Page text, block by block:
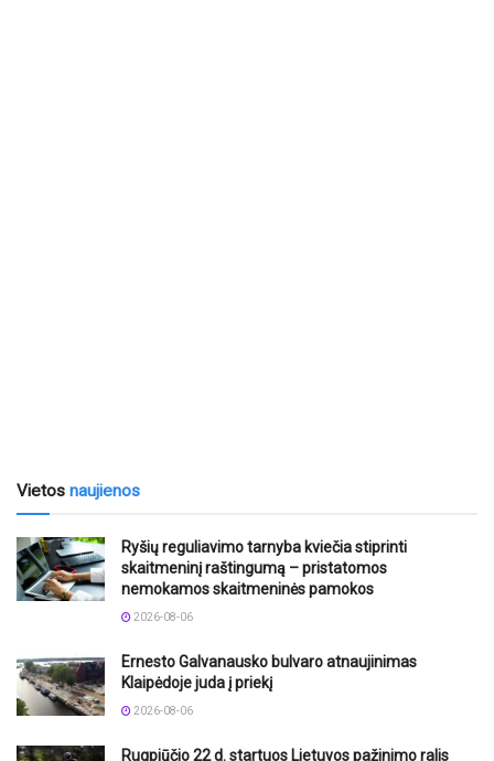
Vietos naujienos
Ryšių reguliavimo tarnyba kviečia stiprinti
skaitmeninį raštingumą – pristatomos
nemokamos skaitmeninės pamokos
2026-08-06
Ernesto Galvanausko bulvaro atnaujinimas
Klaipėdoje juda į priekį
2026-08-06
Rugpjūčio 22 d. startuos Lietuvos pažinimo ralis